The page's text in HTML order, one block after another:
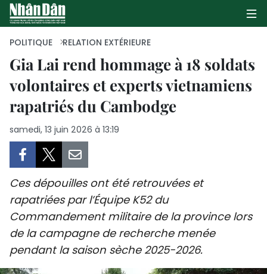
PAGE D'ACCUEIL
POLITIQUE
CULTURE
TOURISME
ENVIRONNEMENT
POLITIQUE RELATION EXTÉRIEURE
Gia Lai rend hommage à 18 soldats
volontaires et experts vietnamiens
rapatriés du Cambodge
samedi, 13 juin 2026 à 13:19
Ces dépouilles ont été retrouvées et
rapatriées par l’Équipe K52 du
Commandement militaire de la province lors
de la campagne de recherche menée
pendant la saison sèche 2025-2026.